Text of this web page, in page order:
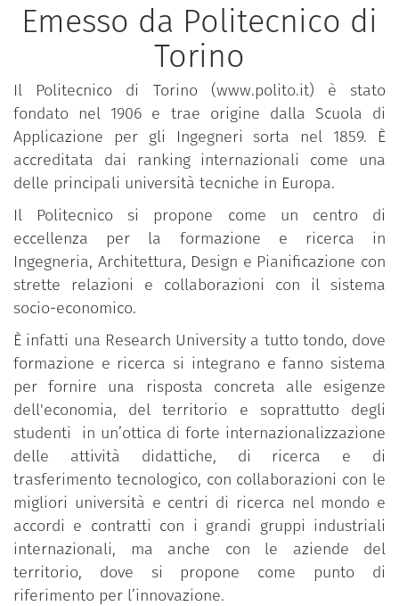
Emesso da Politecnico di
Torino
Il Politecnico di Torino (www.polito.it) è stato
fondato nel 1906 e trae origine dalla Scuola di
Applicazione per gli Ingegneri sorta nel 1859. È
accreditata dai ranking internazionali come una
delle principali università tecniche in Europa.
Il Politecnico si propone come un centro di
eccellenza per la formazione e ricerca in
Ingegneria, Architettura, Design e Pianificazione con
strette relazioni e collaborazioni con il sistema
socio-economico.
È infatti una Research University a tutto tondo, dove
formazione e ricerca si integrano e fanno sistema
per fornire una risposta concreta alle esigenze
dell'economia, del territorio e soprattutto degli
studenti in un’ottica di forte internazionalizzazione
delle attività didattiche, di ricerca e di
trasferimento tecnologico, con collaborazioni con le
migliori università e centri di ricerca nel mondo e
accordi e contratti con i grandi gruppi industriali
internazionali, ma anche con le aziende del
territorio, dove si propone come punto di
riferimento per l’innovazione.